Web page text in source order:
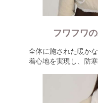
フワフワ
全体に施された暖か
着心地を実現し、防寒